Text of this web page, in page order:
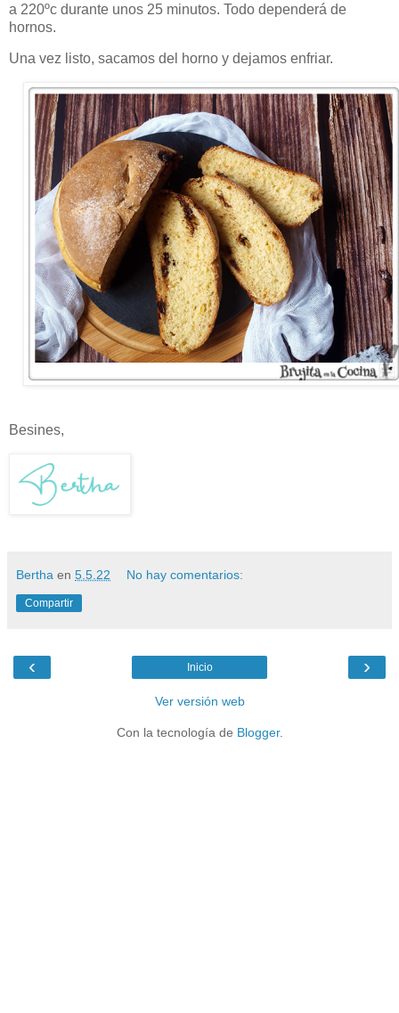
a 220ºc durante unos 25 minutos. Todo dependerá de
hornos.
Una vez listo, sacamos del horno y dejamos enfriar.
Besines,
Bertha en 5.5.22 No hay comentarios:
Compartir
‹ ›
Inicio
Ver versión web
Con la tecnología de Blogger.